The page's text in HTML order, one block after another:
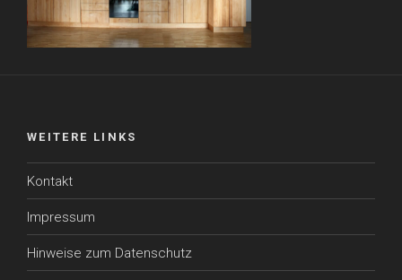
WEITERE LINKS
Kontakt
Impressum
Hinweise zum Datenschutz